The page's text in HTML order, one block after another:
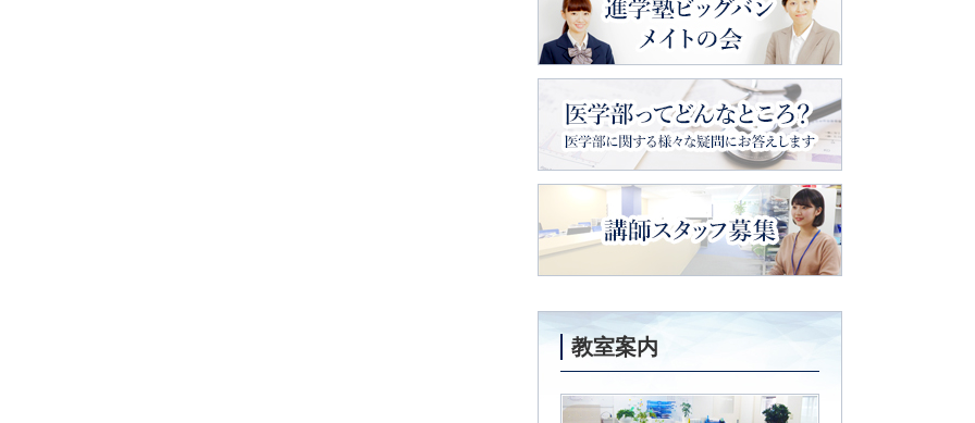
進学塾ビッグバン
メイトの会
医学部ってどんなところ？医学部に関
する様々な疑問にお答えします
教室案内